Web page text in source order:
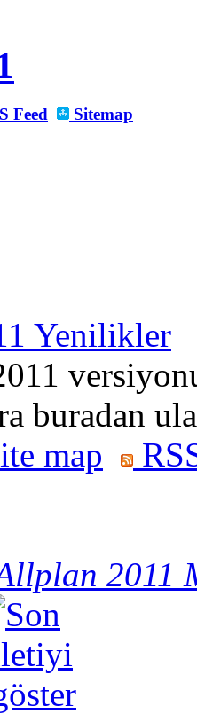
Feed Sitemap
Yenilikler
buradan
map
2011